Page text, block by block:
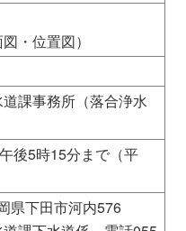
・位置図）
課事務所（落合浄水
後5時15分まで（平
下田市河内576